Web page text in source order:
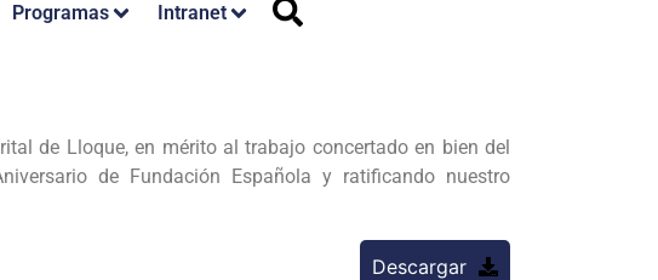
Programas Intranet
de Lloque, en mérito al trabajo concertado en bien del
de Fundación Española y ratificando nuestro
Descargar